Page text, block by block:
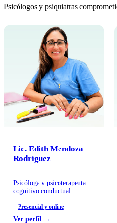
Psicólogos y psiquiatras
Lic. Edith Mendoza
Rodríguez
Psicóloga y psicoterapeuta
cognitivo conductual
Presencial y online
Ver perfil →